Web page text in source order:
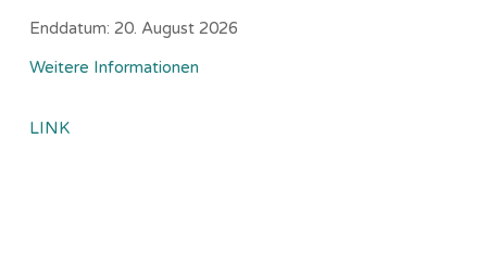
Enddatum: 20. August 2026
Weitere Informationen
LINK